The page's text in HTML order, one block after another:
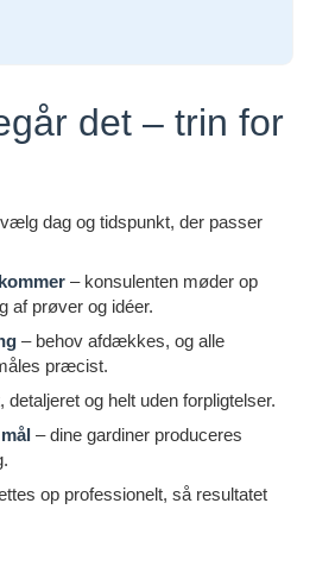
det – trin for
dag og tidspunkt, der passer
– konsulenten møder op
af prøver og idéer.
– behov afdækkes, og alle
præcist.
detaljeret og helt uden forpligtelser.
– dine gardiner produceres
op professionelt, så resultatet